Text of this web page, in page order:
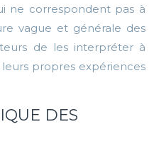
ne correspondent pas à
vague et générale des
de les interpréter à
propres expériences
DES